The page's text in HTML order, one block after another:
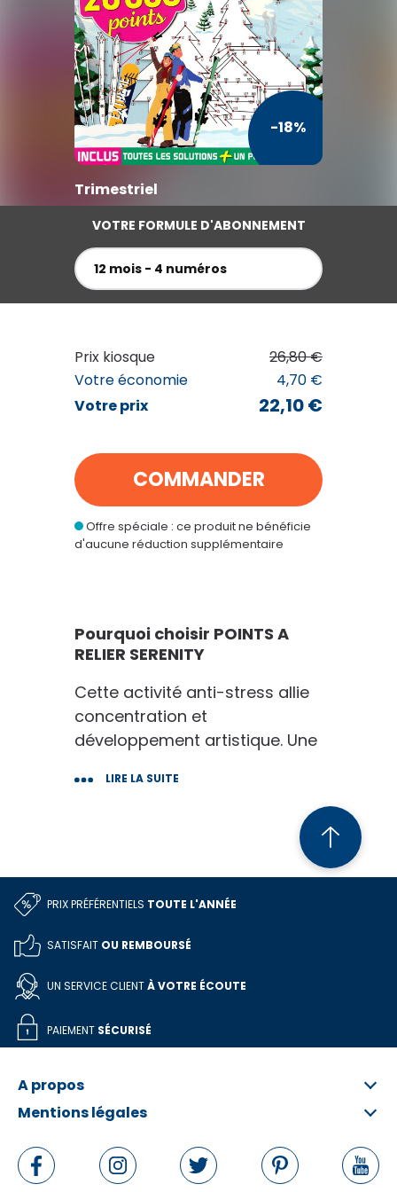
TV / Vie Pratique
Presse Professionnelle
Je l'éloigne des écrans
-18%
Trimestriel
VOTRE FORMULE D'ABONNEMENT
12 mois - 4 numéros
Prix kiosque
26,80 €
Votre économie
4,70 €
Votre prix
22,10 €
COMMANDER
Offre spéciale : ce produit ne bénéficie
d'aucune réduction supplémentaire
Pourquoi choisir POINTS A
RELIER SERENITY
Cette activité anti-stress allie
concentration et
développement artistique. Une
grands !LIRE LA SUITE
au lieu de26€80
VOIR MON PANIER
PRIX PRÉFÉRENTIELS TOUTE L'ANNÉE
SATISFAIT OU REMBOURSÉ
UN SERVICE CLIENTÀ VOTRE ÉCOUTE
PAIEMENT SÉCURISÉ
A propos
Qui sommes-nous ?
Contactez-nous
Rétractation en ligne
Mentions légales
Conditions Générales
Politique de données personnelles